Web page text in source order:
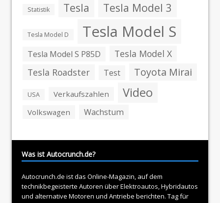
Statistik Tesla Tesla Model 3
Tesla Model D Tesla Model S
Tesla Model S P85D
Tesla Model X
Tesla Roadster
Test Toyota Mirai
USA Verkaufszahlen Video
Volkswagen Wachstum
Was ist Autocrunch.de?
Autocrunch.de ist das Online-Magazin, auf dem
technikbegeisterte Autoren überElektroautos, Hybridautos
und alternative Motoren und Antriebe berichten. Tag für